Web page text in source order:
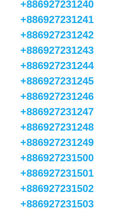
+886927231240
+886927231241
+886927231242
+886927231243
+886927231244
+886927231245
+886927231246
+886927231247
+886927231248
+886927231249
+886927231500
+886927231501
+886927231502
+886927231503